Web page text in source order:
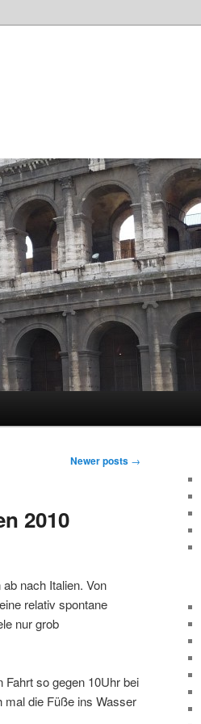
Newer posts →
2010
nach Italien. Von
relativ spontane
nur grob
so gegen 10Uhr bei
mal die Füße ins Wasser